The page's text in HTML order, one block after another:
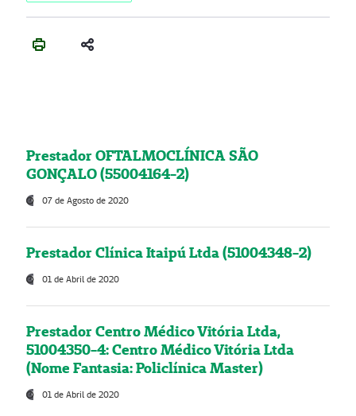
Prestador OFTALMOCLÍNICA SÃO
GONÇALO (55004164-2)
07 de Agosto de 2020
Prestador Clínica Itaipú Ltda (51004348-2)
01 de Abril de 2020
Prestador Centro Médico Vitória Ltda,
51004350-4: Centro Médico Vitória Ltda
(Nome Fantasia: Policlínica Master)
01 de Abril de 2020